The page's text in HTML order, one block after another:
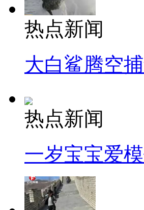
热点新闻
大白鲨腾空
热点新闻
一岁宝宝爱